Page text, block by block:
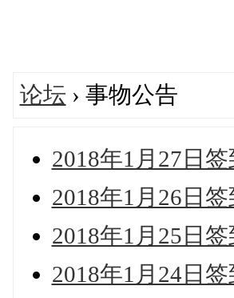
论坛 › 事物公告
2018年1月27日
2018年1月26日
2018年1月25日
2018年1月24日